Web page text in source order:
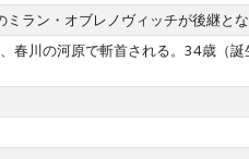
ラン・オブレノヴィッチが後継とな
春川の河原で斬首される。34歳（誕